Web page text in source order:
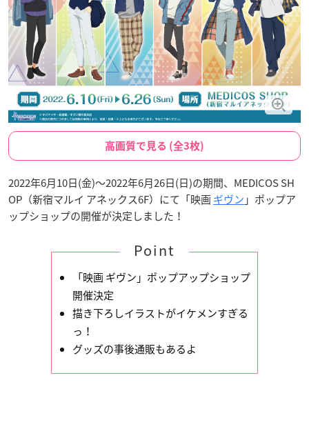
高画質で見る (全3枚)
2022年6月10日(金)～2022年6月26日(日)の期間、MEDICOS SH
OP（新宿マルイ アネックス6F）にて「映画 ギヴン 」ポップア
ップショップの開催が決定しました！
Point
「映画 ギヴン」ポップアップショップ
開催決定
描き下ろしイラストがイケメンすぎる
っ！
グッズの事後通販もあるよ